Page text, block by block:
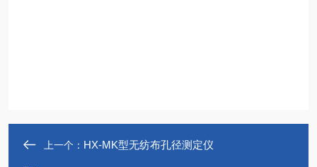
上一个： HX-MK型无纺布孔径测定仪